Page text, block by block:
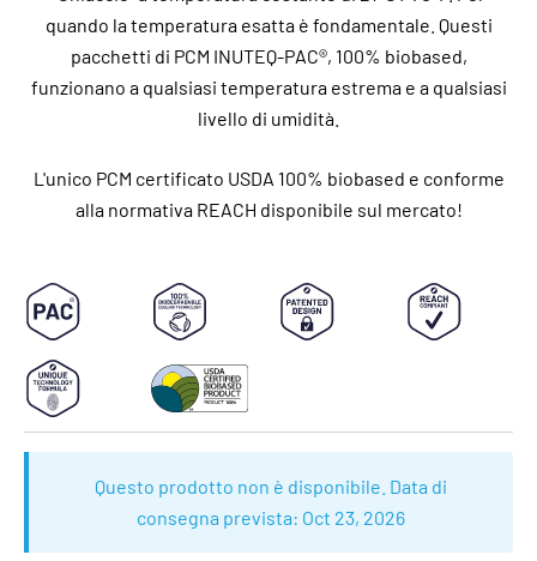
quando la temperatura esatta è fondamentale. Questi
pacchetti di PCM INUTEQ-PAC®, 100% biobased,
funzionano a qualsiasi temperatura estrema e a qualsiasi
livello di umidità.
L'unico PCM certificato USDA 100% biobased e conforme
alla normativa REACH disponibile sul mercato!
Questo prodotto non è disponibile. Data di
consegna prevista: Oct 23, 2026